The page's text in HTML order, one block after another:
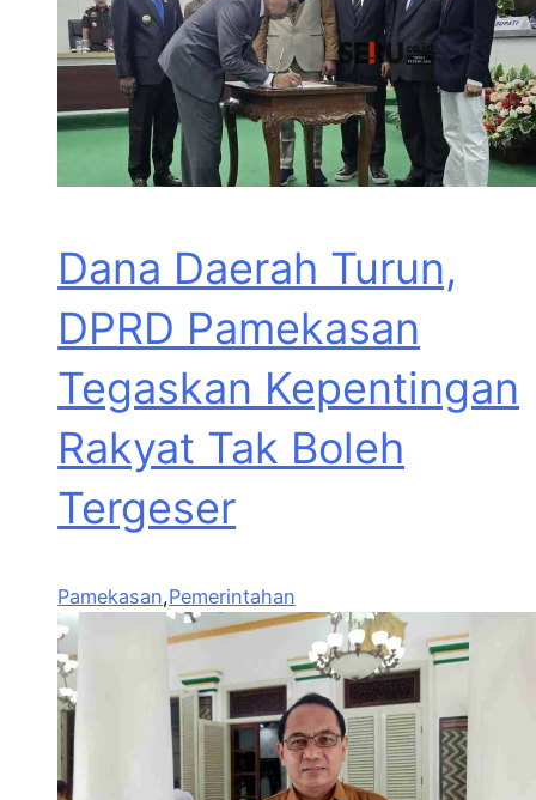
Dana Daerah Turun,
DPRD Pamekasan
Tegaskan Kepentingan
Rakyat Tak Boleh
Tergeser
Pamekasan,Pemerintahan